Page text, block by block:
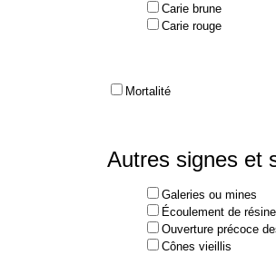
Carie brune
Carie rouge
Mortalité
Autres signes et
Galeries ou mines
Écoulement de résine
Ouverture précoce
Cônes vieillis